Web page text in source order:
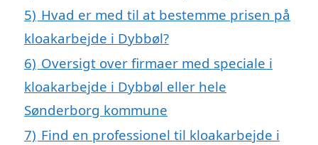
5) Hvad er med til at bestemme prisen på
kloakarbejde i Dybbøl?
6) Oversigt over firmaer med speciale i
kloakarbejde i Dybbøl eller hele
Sønderborg kommune
7) Find en professionel til kloakarbejde i